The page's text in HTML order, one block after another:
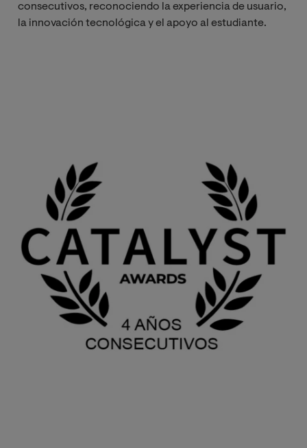
consecutivos, reconociendo la experiencia de usuario,
la innovación tecnológica y el apoyo al estudiante.